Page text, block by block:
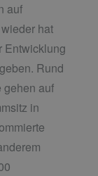
auf
hat
Entwicklung
Rund
gehen auf
in